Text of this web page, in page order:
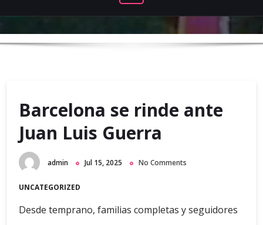
Barcelona se rinde ante
Juan Luis Guerra
admin Jul 15, 2025 No Comments
UNCATEGORIZED
Desde temprano, familias completas y seguidores